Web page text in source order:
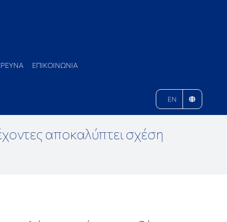
ΕΠΙΚΟΙΝΩΝΙΑ
EN
αποκαλύπτει σχέση